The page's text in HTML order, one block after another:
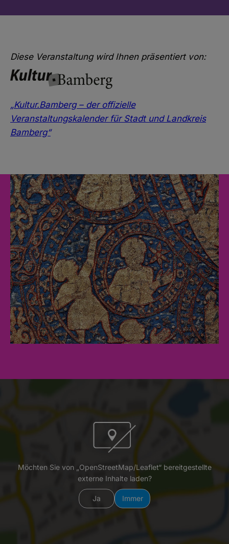
Diese Veranstaltung wird Ihnen präsentiert von:
„Kultur.Bamberg – der offizielle
Veranstaltungskalender für Stadt und Landkreis
Bamberg“
Möchten Sie von „OpenStreetMap/Leaflet“ bereitgestellte
externe Inhalte laden?
Ja Immer